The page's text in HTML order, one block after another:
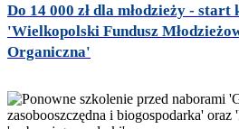
Do 14 000 zł dla młodzieży -
'Wielkopolski Fundusz
Organiczna'